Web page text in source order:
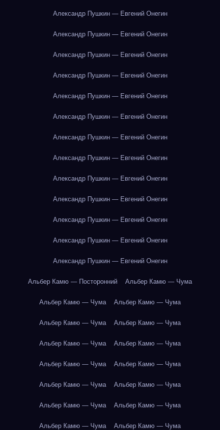
Александр Пушкин — Евгений Онегин
Александр Пушкин — Евгений Онегин
Александр Пушкин — Евгений Онегин
Александр Пушкин — Евгений Онегин
Александр Пушкин — Евгений Онегин
Александр Пушкин — Евгений Онегин
Александр Пушкин — Евгений Онегин
Александр Пушкин — Евгений Онегин
Александр Пушкин — Евгений Онегин
Александр Пушкин — Евгений Онегин
Александр Пушкин — Евгений Онегин
Александр Пушкин — Евгений Онегин
Александр Пушкин — Евгений Онегин
Альбер Камю — Посторонний Альбер Камю — Чума
Альбер Камю — Чума Альбер Камю — Чума
Альбер Камю — Чума Альбер Камю — Чума
Альбер Камю — Чума Альбер Камю — Чума
Альбер Камю — Чума Альбер Камю — Чума
Альбер Камю — Чума Альбер Камю — Чума
Альбер Камю — Чума Альбер Камю — Чума
Альбер Камю — Чума Альбер Камю — Чума